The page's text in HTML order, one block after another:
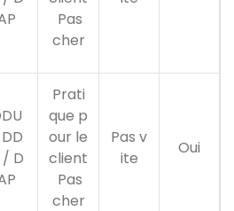
Pas
cher
/ D
Prati
que p
our le
client
Pas
cher
Pas v
ite
Oui